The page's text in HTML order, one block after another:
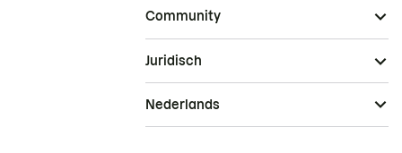
Community
Juridisch
Nederlands